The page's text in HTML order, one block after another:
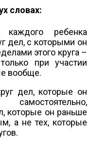
словах:
ребенка
дел, с которыми он
этого круга –
при участии
вообще.
дел, которые он
которые он раньше
а не тех, которые